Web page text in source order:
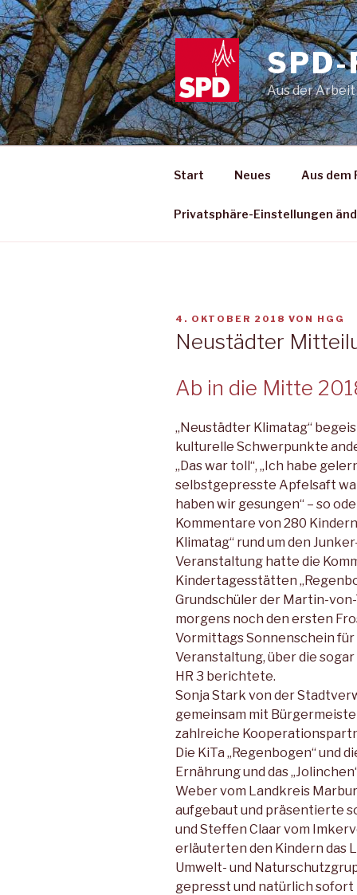
Zum
Inhalt
springen
SPD-
Aus der
Start Neues Aus dem
Privatsphäre-Einstellungen
VERÖFFENTLICHT
4. OKTOBER 2018 VON HGG
Neustädter
Ab in die Mitte
„Neustädter Klimatag“
kulturelle Schwerpunkte
„Das war toll“, „Ich habe
selbstgepresste Apfelsaft
haben wir gesungen“ – so
Kommentare von 280
Klimatag“ rund um den
Veranstaltung hatte die
Kindertagesstätten
Grundschüler der Martin-
morgens noch den ersten
Vormittags Sonnenschein für
Veranstaltung, über die sogar
HR 3 berichtete.
Sonja Stark von der
gemeinsam mit
zahlreiche
Die KiTa „Regenbogen“ und
Ernährung und das
Weber vom Landkreis
aufgebaut und präsentierte
und Steffen Claar vom
erläuterten den Kindern das
Umwelt- und
gepresst und natürlich